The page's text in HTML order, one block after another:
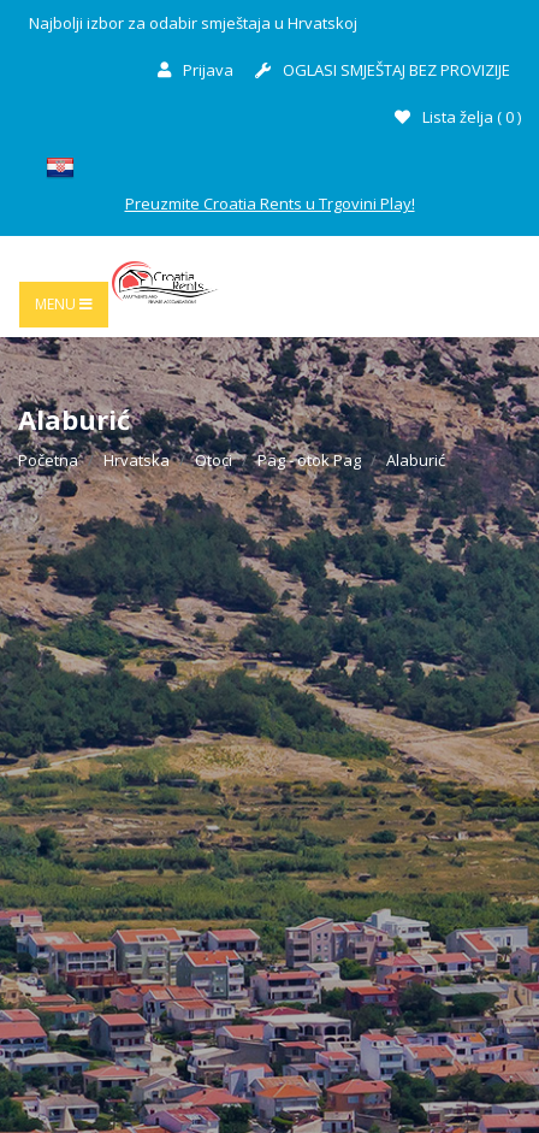
Najbolji izbor za odabir smještaja u Hrvatskoj
Prijava OGLASI SMJEŠTAJ BEZ PROVIZIJE
Lista želja (0)
Preuzmite Croatia Rents u Trgovini Play!
MENU
Alaburić
Početna Hrvatska Otoci Pag - otok Pag Alaburić